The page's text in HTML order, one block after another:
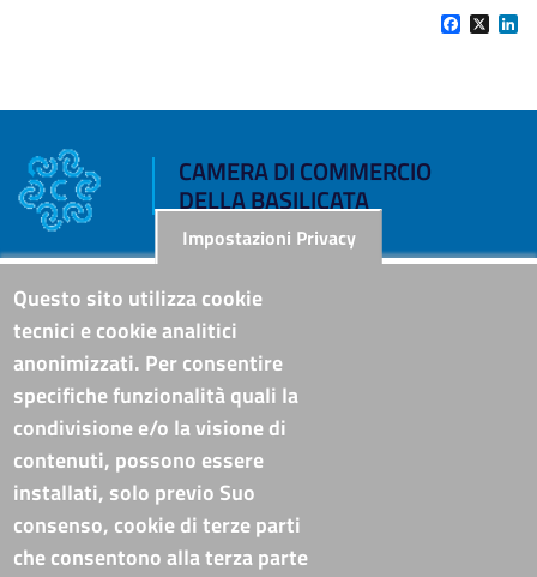
Facebook
X
CAMERA DI COMMERCIO
DELLA BASILICATA
Riferimenti
Sede Legale: Corso XVIII Agosto, 34 - 85100 Potenza
Sede Secondaria: Via Lucana, 82 - 75100 Matera
Tel. Sede Legale: 0971/412111
Tel. Sede Secondaria: 0835/338411
C.F./P.IVA: 02019590765
Codi. univoco ufficio fatt. elettronica: T94M75
cameradicommercio@pec.basilicata.camcom.it
Impostazioni Privacy
Questo sito utilizza cookie
tecnici e cookie analitici
anonimizzati. Per consentire
specifiche funzionalità quali la
condivisione e/o la visione di
contenuti, possono essere
installati, solo previo Suo
consenso, cookie di terze parti
che consentono alla terza parte